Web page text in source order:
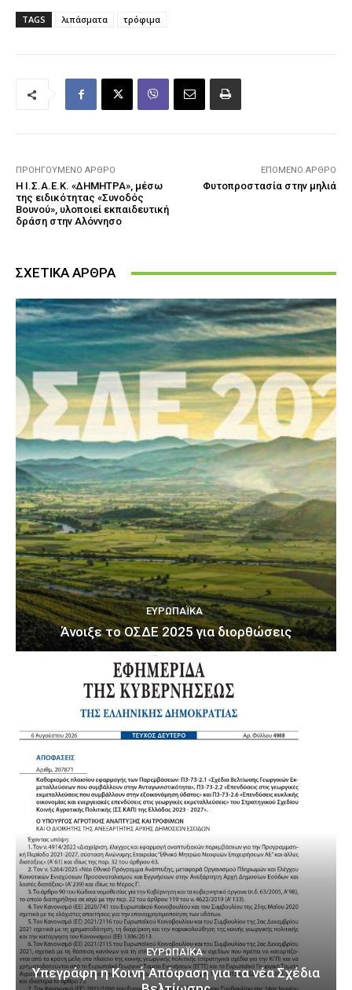
TAGS λιπάσματα τρόφιμα
ΠΡΟΗΓΟΎΜΕΝΟ ΆΡΘΡΟ
Η Ι.Σ.Α.Ε.Κ. «ΔΗΜΗΤΡΑ», μέσω
της ειδικότητας «Συνοδός
Βουνού», υλοποιεί εκπαιδευτική
δράση στην Αλόννησο
ΕΠΌΜΕΝΟ ΆΡΘΡΟ
Φυτοπροστασία στην μηλιά
ΣΧΕΤΙΚΑ ΑΡΘΡΑ
ΕΥΡΩΠΑΪΚΆ
Άνοιξε το ΟΣΔΕ 2025 για διορθώσεις
ΕΥΡΩΠΑΪΚΆ
Υπεγράφη η Κοινή Απόφαση για τα νέα Σχέδια